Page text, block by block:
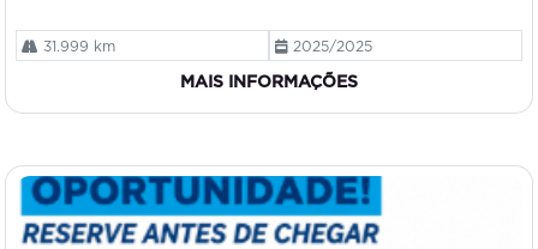
31.999 km 2025/2025
MAIS INFORMAÇÕES